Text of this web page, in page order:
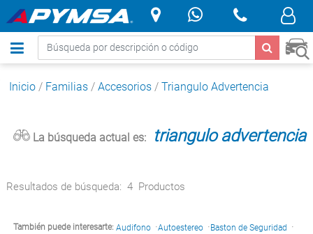
.
Inicio / Familias / Accesorios / Triangulo Advertencia
La búsqueda actual es: triangulo advertencia
Resultados de búsqueda: 4 Productos
También puede interesarte: Audifono ·Autoestereo ·Baston de Seguridad ·